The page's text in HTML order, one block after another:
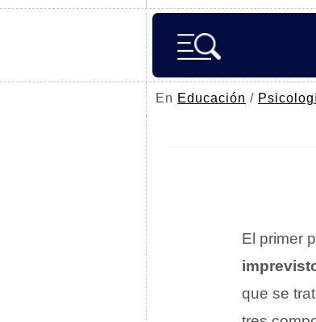
En Educación /
El primer
que se